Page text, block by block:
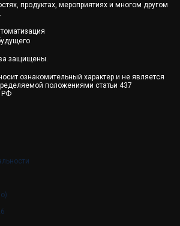
продуктах, мероприятиях и многом другом
защищены.
ознакомительный характер и не является
положениями статьи 437
РФ